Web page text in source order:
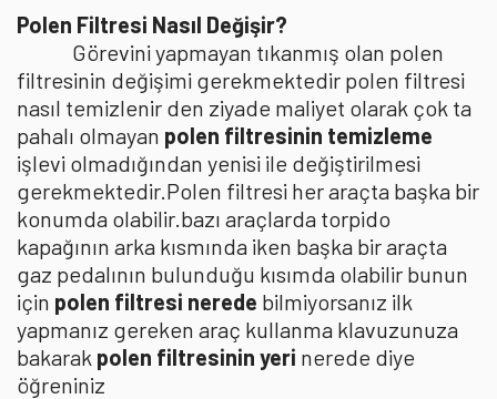
Polen Filtresi Nasıl Değişir?
Görevini yapmayan tıkanmış olan polen
filtresinin değişimi gerekmektedir polen filtresi
nasıl temizlenir den ziyade maliyet olarak çok ta
pahalı olmayan polen filtresinin temizleme
işlevi olmadığından yenisi ile değiştirilmesi
gerekmektedir.Polen filtresi her araçta başka bir
konumda olabilir.bazı araçlarda torpido
kapağının arka kısmında iken başka bir araçta
gaz pedalının bulunduğu kısımda olabilir bunun
için polen filtresi nerede bilmiyorsanız ilk
yapmanız gereken araç kullanma klavuzunuza
bakarak polen filtresinin yeri nerede diye
öğreniniz